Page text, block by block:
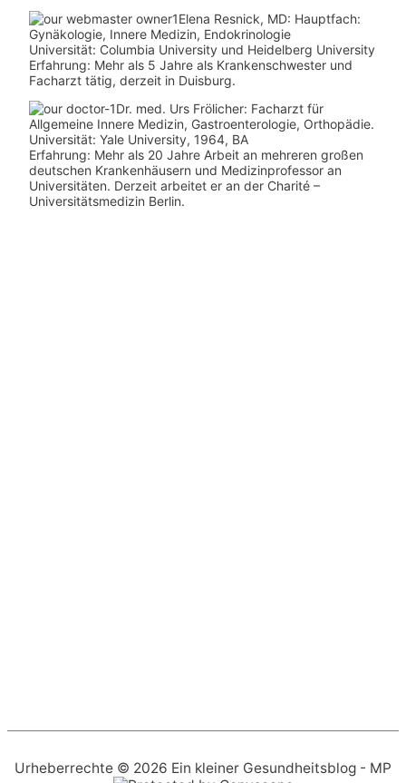
Elena Resnick, MD: Hauptfach:
Gynäkologie, Innere Medizin, Endokrinologie
Universität: Columbia University und Heidelberg University
Erfahrung: Mehr als 5 Jahre als Krankenschwester und
Facharzt tätig, derzeit in Duisburg.
Dr. med. Urs Frölicher: Facharzt für
Allgemeine Innere Medizin, Gastroenterologie, Orthopädie.
Universität: Yale University, 1964, BA
Erfahrung: Mehr als 20 Jahre Arbeit an mehreren großen
deutschen Krankenhäusern und Medizinprofessor an
Universitäten. Derzeit arbeitet er an der Charité –
Universitätsmedizin Berlin.
Urheberrechte © 2026 Ein kleiner Gesundheitsblog - MP